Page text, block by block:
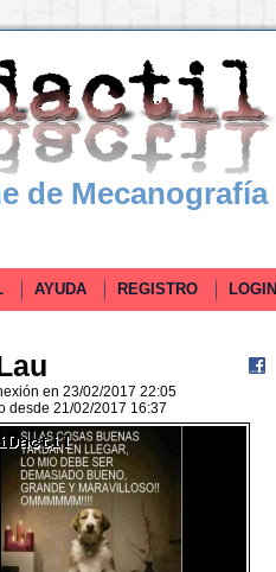
de Mecanografía
AYUDA REGISTRO LOGIN
en 23/02/2017 22:05
desde 21/02/2017 16:37